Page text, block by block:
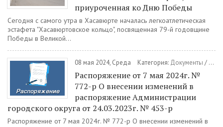
приуроченная ко Дню Победы
Сегодня с самого утра в Хасавюрте началась легкоатлетическая
эстафета "Хасавюртовское кольцо", посвященная 79-й годовщине
Победы в Великой...
08 мая 2024, Среда Категория: Документы /
Распоряжение от 7 мая 2024г. №
772-р О внесении изменений в
распоряжение Администрации
городского округа от 24.03.2023г. № 453-р
Распоряжение от 7 мая 2024г. № 772-р О внесении изменений в